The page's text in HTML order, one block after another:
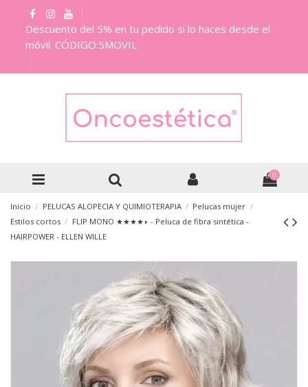
Descuento del 5% en tu pedido si lo haces desde el
móvil. CÓDIGO:5MOVIL
0
Inicio PELUCAS ALOPECIA Y QUIMIOTERAPIA
Pelucas mujer
Estilos cortos
FLIP MONO ★★★★◗ - Peluca de fibra sintética -
HAIRPOWER - ELLEN WILLE